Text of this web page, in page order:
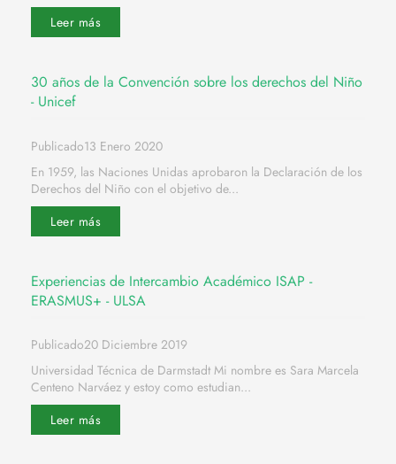
Leer más
30 años de la Convención sobre los derechos del Niño
- Unicef
Publicado13 Enero 2020
En 1959, las Naciones Unidas aprobaron la Declaración de los
Derechos del Niño con el objetivo de...
Leer más
Experiencias de Intercambio Académico ISAP -
ERASMUS+ - ULSA
Publicado20 Diciembre 2019
Universidad Técnica de Darmstadt Mi nombre es Sara Marcela
Centeno Narváez y estoy como estudian...
Leer más